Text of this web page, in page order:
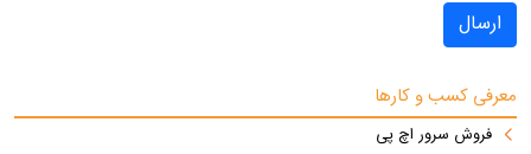
ارسال
معرفی کسب و کارها
فروش سرور اچ پی